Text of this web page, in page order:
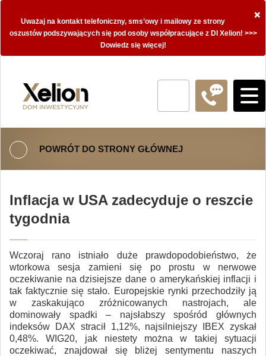
×
Uważaj na kontakt telefoniczny, sms’owy i mailowy ze strony
oszustów podszywających się pod osoby współpracujące z DI Xelion! >>>
Dowiedz się więcej!
POWRÓT DO STRONY GŁÓWNEJ
Inflacja w USA zadecyduje o reszcie
tygodnia
Wczoraj rano istniało duże prawdopodobieństwo, że
wtorkowa sesja zamieni się po prostu w nerwowe
oczekiwanie na dzisiejsze dane o amerykańskiej inflacji i
tak faktycznie się stało. Europejskie rynki przechodziły ją
w zaskakująco zróżnicowanych nastrojach, ale
dominowały spadki – najsłabszy spośród głównych
indeksów DAX stracił 1,12%, najsilniejszy IBEX zyskał
0,48%. WIG20, jak niestety można w takiej sytuacji
oczekiwać, znajdował się bliżej sentymentu naszych